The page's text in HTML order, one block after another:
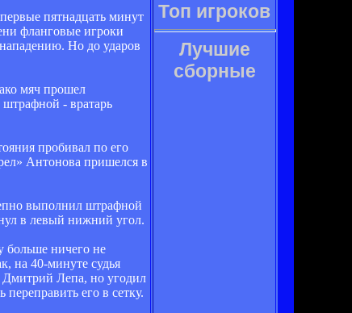
пятнадцать минут
фланговые игроки
Но до ударов
мяч прошел
- вратарь
пробивал по его
Антонова пришелся в
выполнил штрафной
в левый нижний угол.
больше ничего не
на 40-минуте судья
Дмитрий Лепа, но угодил
его в сетку.
Топ игроков
Лучшие
сборные